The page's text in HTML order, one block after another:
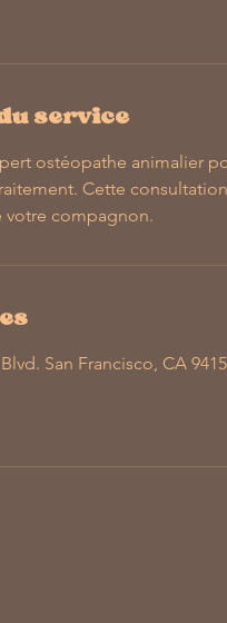
service
ostéopathe animalier
Cette
votre compagnon.
San Francisco, CA